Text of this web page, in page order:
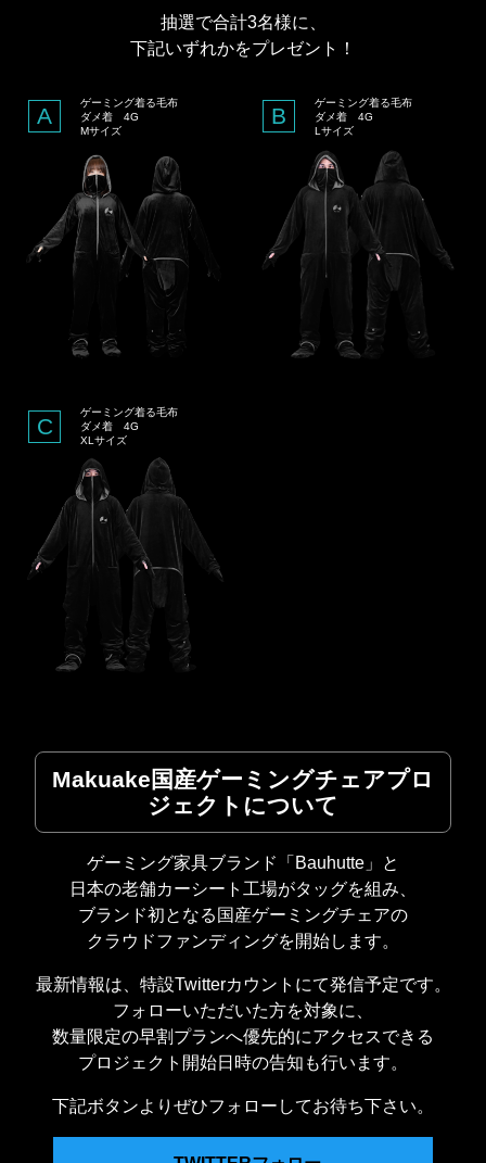
抽選で合計3名様に、
下記いずれかをプレゼント！
A
ゲーミング着る毛布
ダメ着 4G
Mサイズ
B
ゲーミング着る毛布
ダメ着 4G
Lサイズ
C
ゲーミング着る毛布
ダメ着 4G
XLサイズ
Makuake国産ゲーミングチェアプロ
ジェクトについて
ゲーミング家具ブランド「Bauhutte」と
日本の老舗カーシート工場がタッグを組み、
ブランド初となる国産ゲーミングチェアの
クラウドファンディングを開始します。
最新情報は、特設Twitterカウントにて発信予定です。
フォローいただいた方を対象に、
数量限定の早割プランへ優先的にアクセスできる
プロジェクト開始日時の告知も行います。
下記ボタンよりぜひフォローしてお待ち下さい。